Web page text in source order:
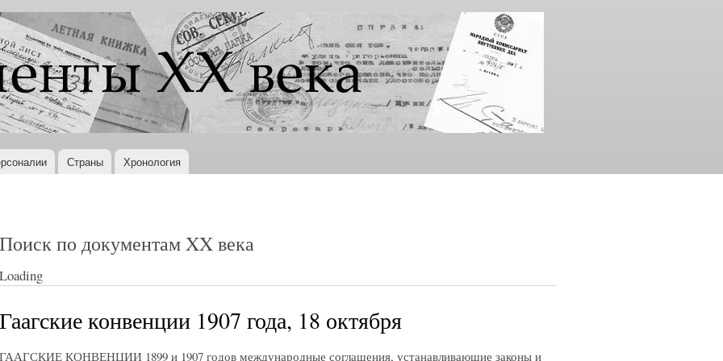
Перейти к
основному
содержанию
Страны Хронология
Поиск по документам XX века
Loading
Гаагские конвенции 1907 года, 18 октября
ГААГСКИЕ КОНВЕНЦИИ 1899 и 1907 годов международные соглашения, устанавливающие законы и